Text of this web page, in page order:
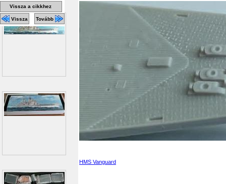
HMS Vanguard
Vissza a cikkhez
Vissza Tovább